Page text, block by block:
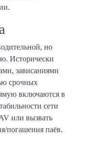
но
Исторически
зависаниями
срочных
включаются в
сети
или вызвать
погашения паёв.